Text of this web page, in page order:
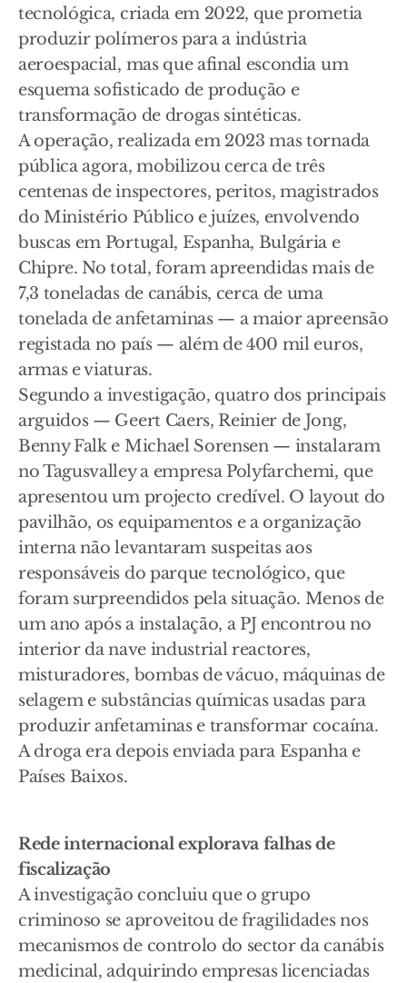
tecnológica, criada em 2022, que prometia
produzir polímeros para a indústria
aeroespacial, mas que afinal escondia um
esquema sofisticado de produção e
transformação de drogas sintéticas.
A operação, realizada em 2023 mas tornada
pública agora, mobilizou cerca de três
centenas de inspectores, peritos, magistrados
do Ministério Público e juízes, envolvendo
buscas em Portugal, Espanha, Bulgária e
Chipre. No total, foram apreendidas mais de
7,3 toneladas de canábis, cerca de uma
tonelada de anfetaminas — a maior apreensão
registada no país — além de 400 mil euros,
armas e viaturas.
Segundo a investigação, quatro dos principais
arguidos — Geert Caers, Reinier de Jong,
Benny Falk e Michael Sorensen — instalaram
no Tagusvalley a empresa Polyfarchemi, que
apresentou um projecto credível. O layout do
pavilhão, os equipamentos e a organização
interna não levantaram suspeitas aos
responsáveis do parque tecnológico, que
foram surpreendidos pela situação. Menos de
um ano após a instalação, a PJ encontrou no
interior da nave industrial reactores,
misturadores, bombas de vácuo, máquinas de
selagem e substâncias químicas usadas para
produzir anfetaminas e transformar cocaína.
A droga era depois enviada para Espanha e
Países Baixos.
Rede internacional explorava falhas de
fiscalização
A investigação concluiu que o grupo
criminoso se aproveitou de fragilidades nos
mecanismos de controlo do sector da canábis
medicinal, adquirindo empresas licenciadas